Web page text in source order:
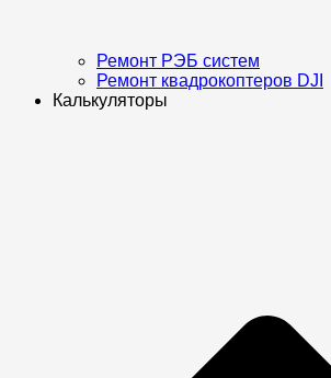
Ремонт РЭБ систем
Ремонт квадрокоптеров DJI
Калькуляторы